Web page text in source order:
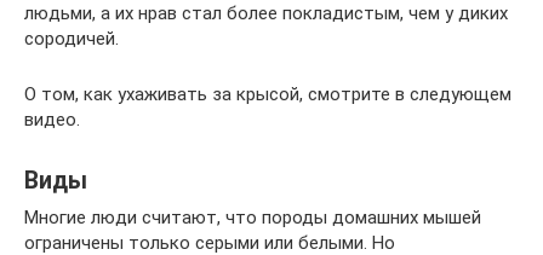
людьми, а их нрав стал более покладистым, чем у диких
сородичей.
О том, как ухаживать за крысой, смотрите в следующем
видео.
Виды
Многие люди считают, что породы домашних мышей
ограничены только серыми или белыми. Но